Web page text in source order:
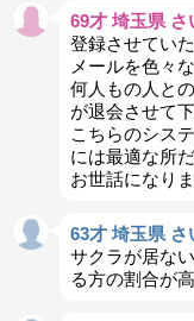
69才 埼玉県 さ
登録させてい
メールを色々
何人もの人と
が退会させて
こちらのシス
には最適な所
お世話になり
63才 埼玉県 さ
サクラが居な
る方の割合が